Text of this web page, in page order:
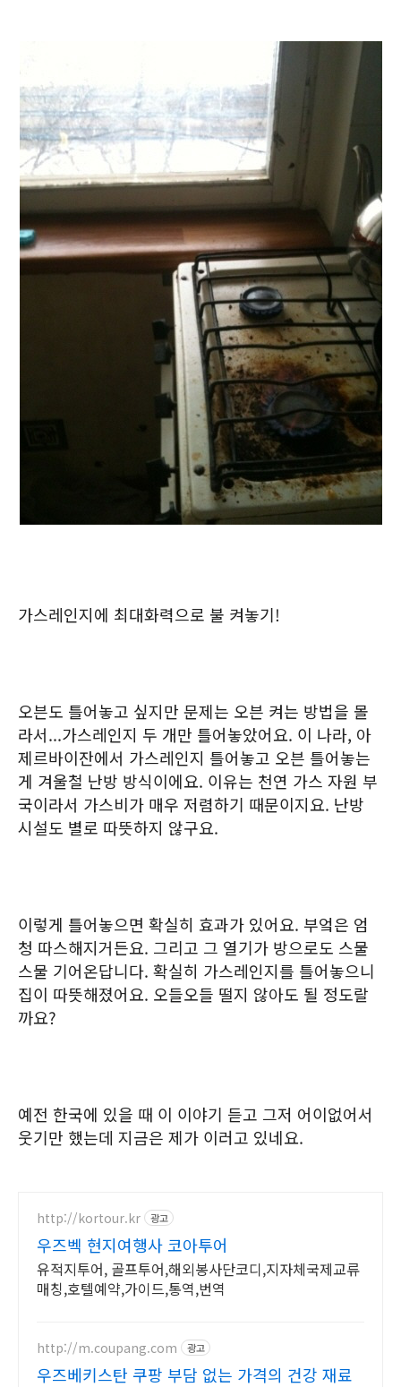
가스레인지에 최대화력으로 불 켜놓기!
오븐도 틀어놓고 싶지만 문제는 오븐 켜는 방법을 몰
라서...가스레인지 두 개만 틀어놓았어요. 이 나라, 아
제르바이잔에서 가스레인지 틀어놓고 오븐 틀어놓는
게 겨울철 난방 방식이에요. 이유는 천연 가스 자원 부
국이라서 가스비가 매우 저렴하기 때문이지요. 난방
시설도 별로 따뜻하지 않구요.
이렇게 틀어놓으면 확실히 효과가 있어요. 부엌은 엄
청 따스해지거든요. 그리고 그 열기가 방으로도 스물
스물 기어온답니다. 확실히 가스레인지를 틀어놓으니
집이 따뜻해졌어요. 오들오들 떨지 않아도 될 정도랄
까요?
예전 한국에 있을 때 이 이야기 듣고 그저 어이없어서
웃기만 했는데 지금은 제가 이러고 있네요.
http://kortour.kr 광고
우즈벡 현지여행사 코아투어
유적지투어, 골프투어,해외봉사단코디,지자체국제교류
매칭,호텔예약,가이드,통역,번역
http://m.coupang.com 광고
우즈베키스탄 쿠팡 부담 없는 가격의 건강 재료